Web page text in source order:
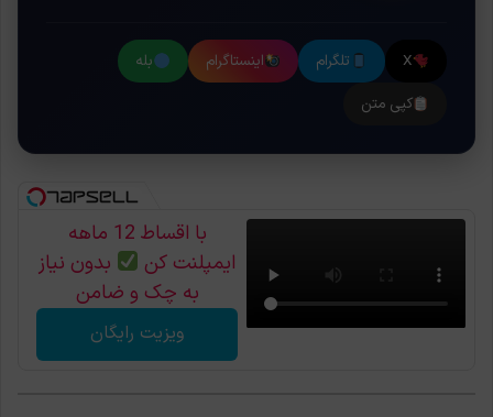
X تلگرام اینستاگرام
بله
کپی متن
با اقساط 12 ماهه
ایمپلنت کن
بدون نیاز
به چک و ضامن
ویزیت رایگان